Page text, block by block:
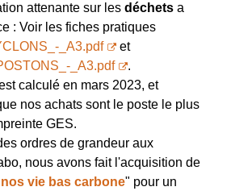
attenante sur les déchets a
: Voir les fiches pratiques
_A3.pdf
et
_A3.pdf
.
calculé en mars 2023, et
nos achats sont le poste le plus
GES.
ordres de grandeur aux
nous avons fait l'acquisition de
vie bas carbone" pour un